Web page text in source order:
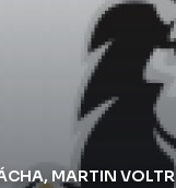
MARTIN VOLTR